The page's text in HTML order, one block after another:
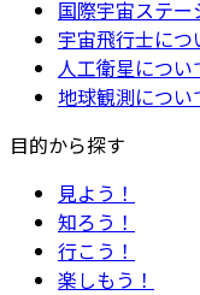
国際宇宙ステ
宇宙飛行士につ
人工衛星につい
地球観測につい
目的から探す
見よう！
知ろう！
行こう！
楽しもう！